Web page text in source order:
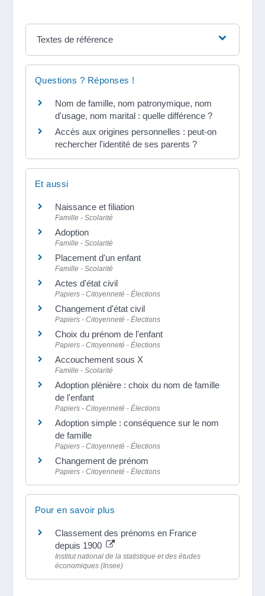
Textes de référence
Questions ? Réponses !
Nom de famille, nom patronymique, nom
d'usage, nom marital : quelle différence ?
Accès aux origines personnelles : peut-on
rechercher l'identité de ses parents ?
Et aussi
Naissance et filiation
Famille - Scolarité
Adoption
Famille - Scolarité
Placement d'un enfant
Famille - Scolarité
Actes d'état civil
Papiers - Citoyenneté - Élections
Changement d'état civil
Papiers - Citoyenneté - Élections
Choix du prénom de l'enfant
Papiers - Citoyenneté - Élections
Accouchement sous X
Famille - Scolarité
Adoption plénière : choix du nom de famille
de l'enfant
Papiers - Citoyenneté - Élections
Adoption simple : conséquence sur le nom
de famille
Papiers - Citoyenneté - Élections
Changement de prénom
Papiers - Citoyenneté - Élections
Pour en savoir plus
Classement des prénoms en France
depuis 1900
Institut national de la statistique et des études
économiques (Insee)